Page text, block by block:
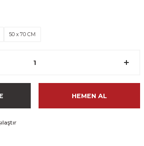
50 x 70 CM
HEMEN AL